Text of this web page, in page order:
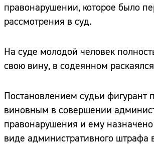
правонарушении, которое было
рассмотрения в суд.
На суде молодой человек
свою вину, в содеянном
Постановлением судьи фигурант
виновным в совершении
правонарушения и ему
виде административного штрафа